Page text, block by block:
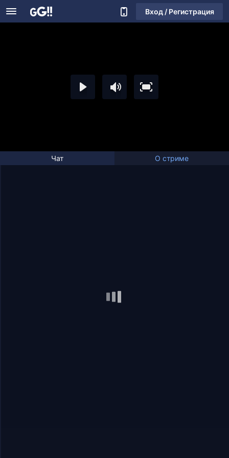
Вход / Регистрация
Чат О стриме